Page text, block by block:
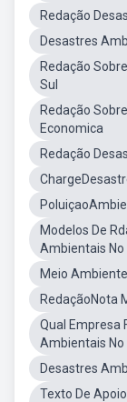
Redação
Desastres
Redação
Sul
Redação
Economica
Redação
Modelos De
Ambientais No
Meio
RedaçãoNota
Qual Empresa
Ambientais No
Desastres
Texto De